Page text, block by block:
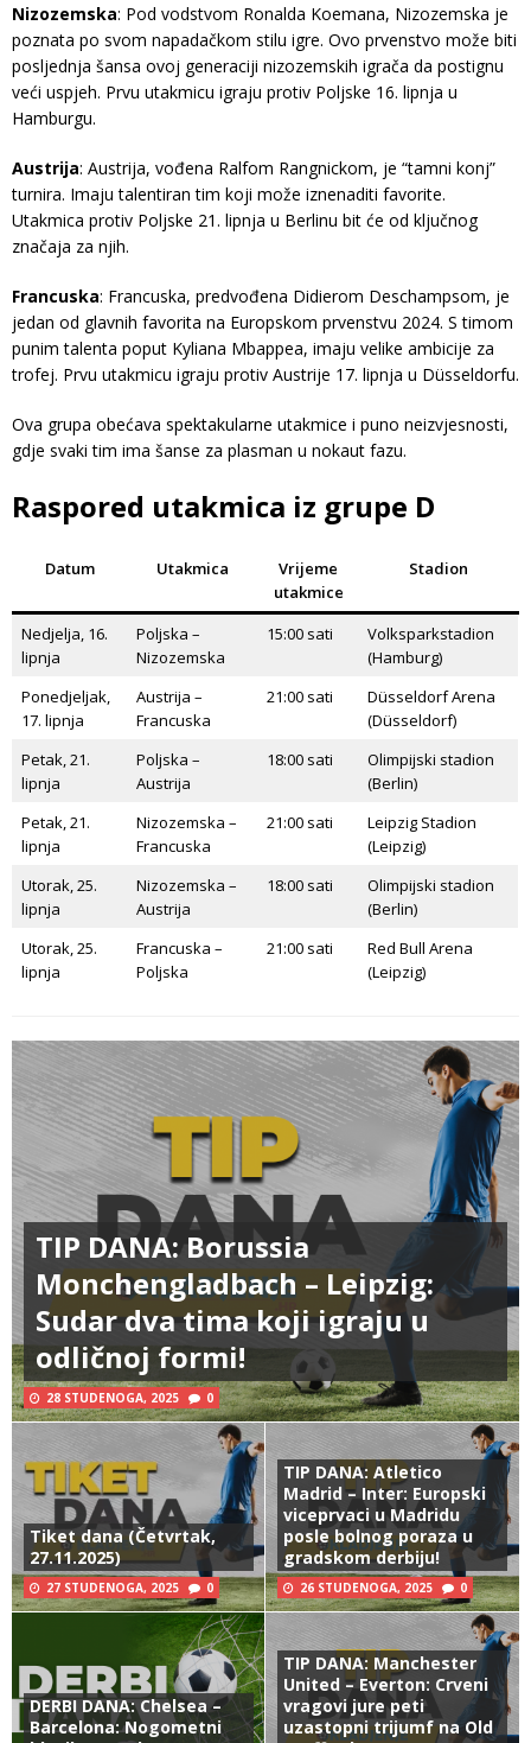
Nizozemska: Pod vodstvom Ronalda Koemana, Nizozemska je
poznata po svom napadačkom stilu igre. Ovo prvenstvo može biti
posljednja šansa ovoj generaciji nizozemskih igrača da postignu
veći uspjeh. Prvu utakmicu igraju protiv Poljske 16. lipnja u
Hamburgu.
Austrija: Austrija, vođena Ralfom Rangnickom, je “tamni konj”
turnira. Imaju talentiran tim koji može iznenaditi favorite.
Utakmica protiv Poljske 21. lipnja u Berlinu bit će od ključnog
značaja za njih.
Francuska: Francuska, predvođena Didierom Deschampsom, je
jedan od glavnih favorita na Europskom prvenstvu 2024. S timom
punim talenta poput Kyliana Mbappea, imaju velike ambicije za
trofej. Prvu utakmicu igraju protiv Austrije 17. lipnja u Düsseldorfu.
Ova grupa obećava spektakularne utakmice i puno neizvjesnosti,
gdje svaki tim ima šanse za plasman u nokaut fazu.
Raspored utakmica iz grupe D
Datum Utakmica
Vrijeme
utakmice
Stadion
Nedjelja, 16.
lipnja
Poljska –
Nizozemska
15:00 sati
Volksparkstadion
(Hamburg)
Ponedjeljak,
17. lipnja
Austrija –
Francuska
21:00 sati
Düsseldorf Arena
(Düsseldorf)
Petak, 21.
lipnja
Poljska –
Austrija
18:00 sati
Olimpijski stadion
(Berlin)
Petak, 21.
lipnja
Nizozemska –
Francuska
21:00 sati
Leipzig Stadion
(Leipzig)
Utorak, 25.
lipnja
Nizozemska –
Austrija
18:00 sati
Olimpijski stadion
(Berlin)
Utorak, 25.
lipnja
Francuska –
Poljska
21:00 sati
Red Bull Arena
(Leipzig)
TIP DANA: Borussia
Monchengladbach – Leipzig:
Sudar dva tima koji igraju u
odličnoj formi!
28 STUDENOGA, 2025 0
Tiket dana (Četvrtak,
27.11.2025)
27 STUDENOGA, 2025 0
TIP DANA: Atletico
Madrid – Inter: Europski
viceprvaci u Madridu
posle bolnog poraza u
gradskom derbiju!
26 STUDENOGA, 2025 0
DERBI DANA: Chelsea –
Barcelona: Nogometni
TIP DANA: Manchester
United – Everton: Crveni
vragovi jure peti
uzastopni trijumf na Old